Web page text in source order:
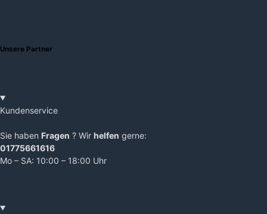
Unsere Partner
Kundenservice
Sie haben Fragen ? Wir helfen gerne:
01775661616
Mo – SA: 10:00 – 18:00 Uhr